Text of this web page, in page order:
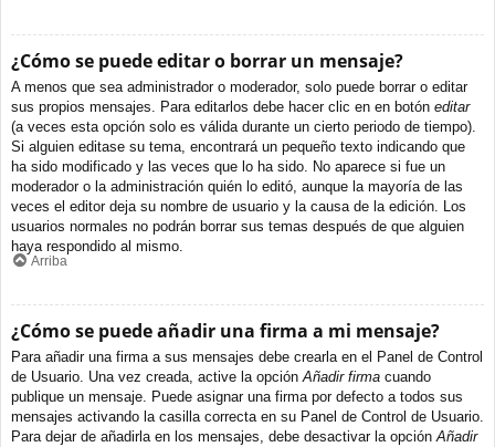
¿Cómo se puede editar o borrar un mensaje?
A menos que sea administrador o moderador, solo puede borrar o editar
sus propios mensajes. Para editarlos debe hacer clic en en botón editar
(a veces esta opción solo es válida durante un cierto periodo de tiempo).
Si alguien editase su tema, encontrará un pequeño texto indicando que
ha sido modificado y las veces que lo ha sido. No aparece si fue un
moderador o la administración quién lo editó, aunque la mayoría de las
veces el editor deja su nombre de usuario y la causa de la edición. Los
usuarios normales no podrán borrar sus temas después de que alguien
haya respondido al mismo.
Arriba
¿Cómo se puede añadir una firma a mi mensaje?
Para añadir una firma a sus mensajes debe crearla en el Panel de Control
de Usuario. Una vez creada, active la opciónAñadir firma cuando
publique un mensaje. Puede asignar una firma por defecto a todos sus
mensajes activando la casilla correcta en su Panel de Control de Usuario.
Para dejar de añadirla en los mensajes, debe desactivar la opciónAñadir